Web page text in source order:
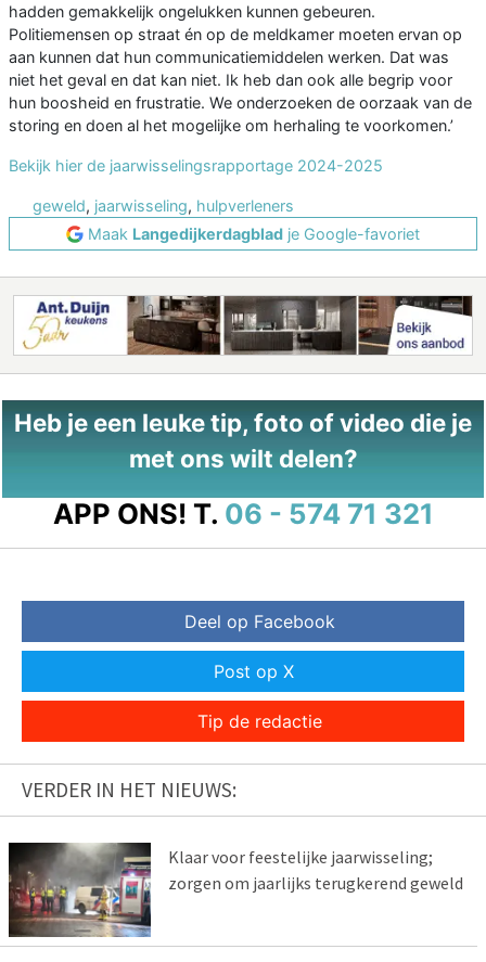
hadden gemakkelijk ongelukken kunnen gebeuren.
Politiemensen op straat én op de meldkamer moeten ervan op
aan kunnen dat hun communicatiemiddelen werken. Dat was
niet het geval en dat kan niet. Ik heb dan ook alle begrip voor
hun boosheid en frustratie. We onderzoeken de oorzaak van de
storing en doen al het mogelijke om herhaling te voorkomen.’
Bekijk hier de jaarwisselingsrapportage 2024-2025
geweld, jaarwisseling, hulpverleners
Maak Langedijkerdagblad je Google-favoriet
Heb je een leuke tip, foto of video die je
met ons wilt delen?
APP ONS! T. 06 - 574 71 321
Deel op Facebook
Post op X
Tip de redactie
VERDER IN HET NIEUWS:
Klaar voor feestelijke jaarwisseling;
zorgen om jaarlijks terugkerend geweld